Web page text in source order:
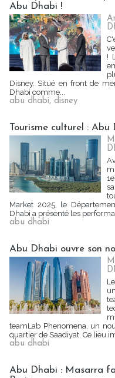
Abu Dhabi !
!
Disney. Situé en front de
Dhabi comme...
abu dhabi, disney
Tourisme culturel :
Market 2025, le
Dhabi a présenté les
abu dhabi
Abu Dhabi ouvre son
teamLab Phenomena, un
quartier de Saadiyat. Ce lieu
abu dhabi
Abu Dhabi : Masarra